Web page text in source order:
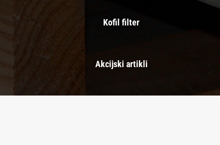
Kofil filter
Akcijski artikli